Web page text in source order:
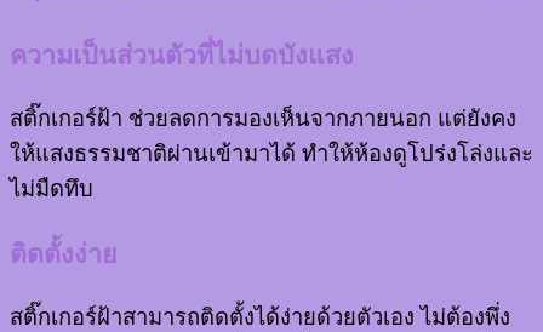
ความเป็นส่วนตัวที่ไม่บดบังแสง
สติ๊กเกอร์ฝ้า ช่วยลดการมองเห็นจากภายนอก แต่ยังคง
ให้แสงธรรมชาติผ่านเข้ามาได้ ทำให้ห้องดูโปร่งโล่งและ
ไม่มืดทึบ
ติดตั้งง่าย
สติ๊กเกอร์ฝ้าสามารถติดตั้งได้ง่ายด้วยตัวเอง ไม่ต้องพึ่ง